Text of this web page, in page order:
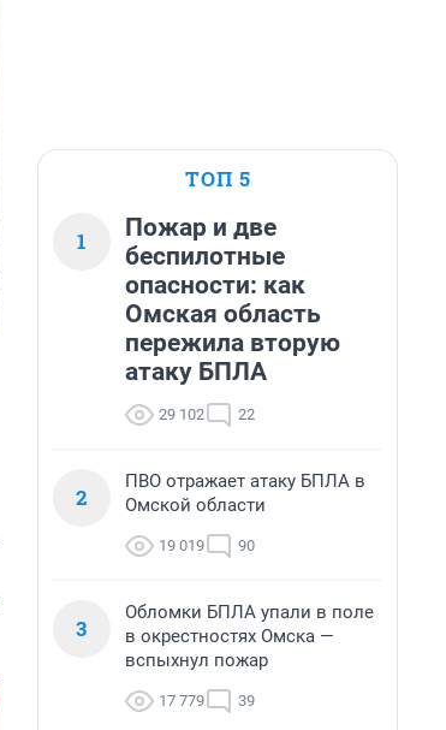
ТОП 5
1
Пожар и две
беспилотные
опасности: как
Омская область
пережила вторую
атаку БПЛА
29 102 22
2
ПВО отражает атаку БПЛА в
Омской области
19 019 90
3
Обломки БПЛА упали в поле
в окрестностях Омска —
вспыхнул пожар
17 779 39